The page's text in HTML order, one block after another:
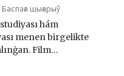
Баспаға шығарыў
hám
menen birgelikte
Film…